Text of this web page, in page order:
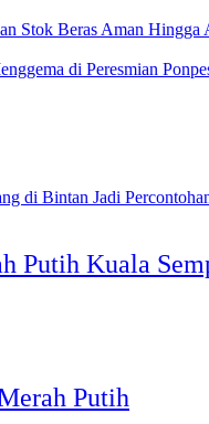
Putih Kuala
Putih